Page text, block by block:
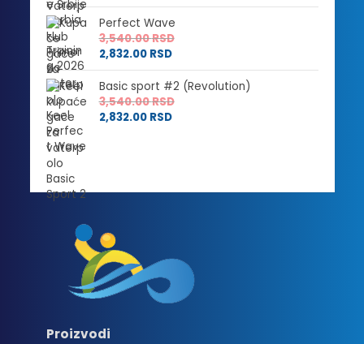
Perfect Wave
3,540.00RSD
2,832.00 RSD
Basic sport #2 (Revolution)
3,540.00RSD
2,832.00 RSD
Proizvodi